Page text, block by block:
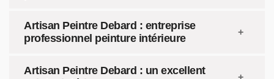
Artisan Peintre Debard : entreprise
professionnel peinture intérieure
Artisan Peintre Debard : un excellent